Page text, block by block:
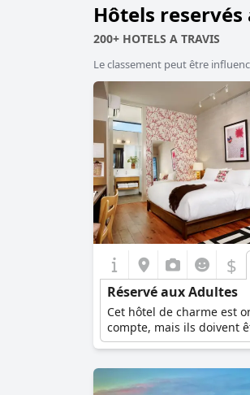
Hôtels
200+ HOTELS A TRAVIS
Le classement peut être
$
Réservé aux Adultes
Cet hôtel de charme est
compte, mais ils doivent